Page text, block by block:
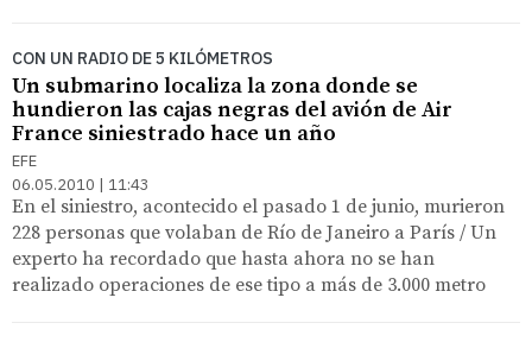
CON UN RADIO DE 5 KILÓMETROS
Un submarino localiza la zona donde se
hundieron las cajas negras del avión de Air
France siniestrado hace un año
EFE
06.05.2010 | 11:43
En el siniestro, acontecido el pasado 1 de junio, murieron
228 personas que volaban de Río de Janeiro a París / Un
experto ha recordado que hasta ahora no se han
realizado operaciones de ese tipo a más de 3.000 metro